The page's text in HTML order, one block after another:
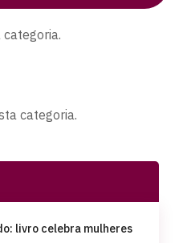
categoria.
livro celebra mulheres